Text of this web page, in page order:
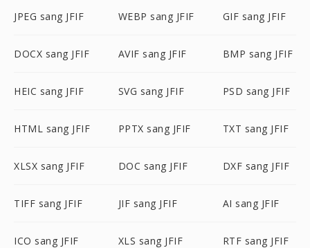
JPEG sang JFIF WEBP sang JFIF GIF sang JFIF
DOCX sang JFIF AVIF sang JFIF BMP sang JFIF
HEIC sang JFIF SVG sang JFIF PSD sang JFIF
HTML sang JFIF PPTX sang JFIF TXT sang JFIF
XLSX sang JFIF DOC sang JFIF DXF sang JFIF
TIFF sang JFIF JIF sang JFIF AI sang JFIF
ICO sang JFIF XLS sang JFIF RTF sang JFIF